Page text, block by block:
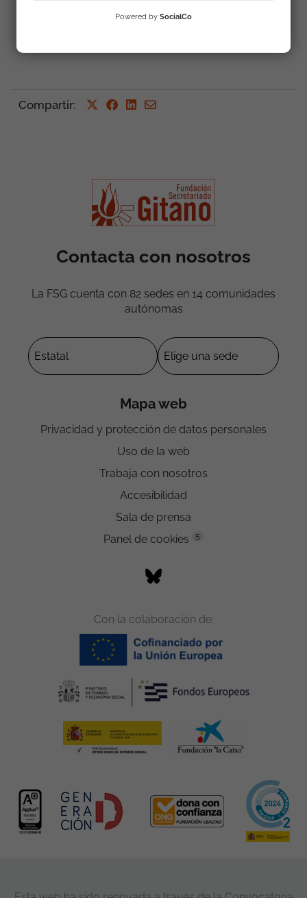
Compartir:
Contacta con nosotros
La FSG cuenta con 82 sedes en 14 comunidades
autónomas
Mapa web
Privacidad y protección de datos personales
Uso de la web
Trabaja con nosotros
Accesibilidad
Sala de prensa
Panel de cookies
5
Con la colaboración de:
Powered by SocialCo